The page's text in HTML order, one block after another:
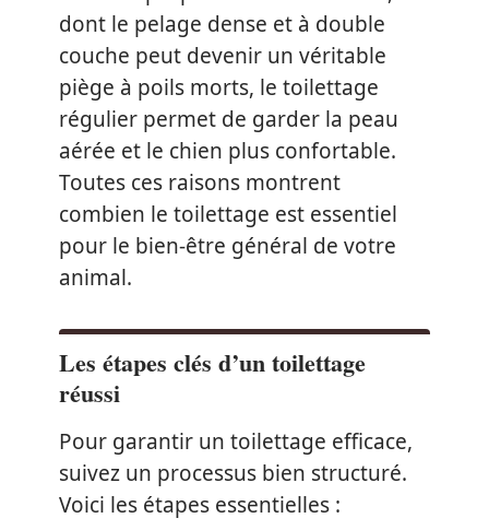
dont le pelage dense et à double
couche peut devenir un véritable
piège à poils morts, le toilettage
régulier permet de garder la peau
aérée et le chien plus confortable.
Toutes ces raisons montrent
combien le toilettage est essentiel
pour le bien-être général de votre
animal.
Les étapes clés d’un toilettage
réussi
Pour garantir un toilettage efficace,
suivez un processus bien structuré.
Voici les étapes essentielles :